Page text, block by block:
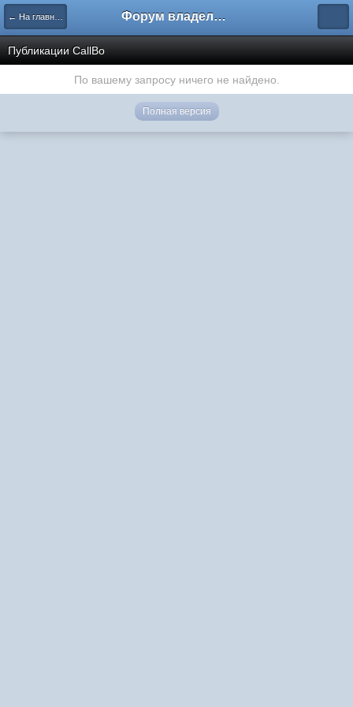
← На главную Форум владельцев интернет-магазинов
Публикации CallBo
По вашему запросу ничего не найдено.
Полная версия